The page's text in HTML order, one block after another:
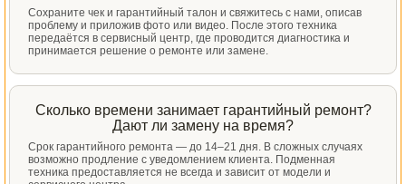
Сохраните чек и гарантийный талон и свяжитесь с нами, описав
проблему и приложив фото или видео. После этого техника
передаётся в сервисный центр, где проводится диагностика и
принимается решение о ремонте или замене.
Сколько времени занимает гарантийный ремонт?
Дают ли замену на время?
Срок гарантийного ремонта — до 14–21 дня. В сложных случаях
возможно продление с уведомлением клиента. Подменная
техника предоставляется не всегда и зависит от модели и